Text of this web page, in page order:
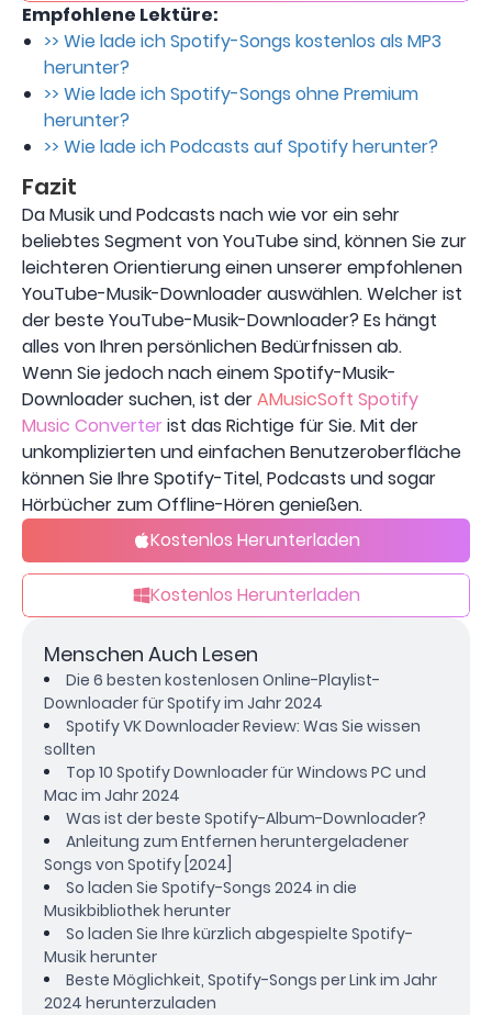
Empfohlene Lektüre:
>> Wie lade ich Spotify-Songs kostenlos als MP3
herunter?
>> Wie lade ich Spotify-Songs ohne Premium
herunter?
>> Wie lade ich Podcasts auf Spotify herunter?
Fazit
Da Musik und Podcasts nach wie vor ein sehr
beliebtes Segment von YouTube sind, können Sie zur
leichteren Orientierung einen unserer empfohlenen
YouTube-Musik-Downloader auswählen. Welcher ist
der beste YouTube-Musik-Downloader? Es hängt
alles von Ihren persönlichen Bedürfnissen ab.
Wenn Sie jedoch nach einem Spotify-Musik-
Downloader suchen, ist derAMusicSoft Spotify
Music Converter ist das Richtige für Sie. Mit der
unkomplizierten und einfachen Benutzeroberfläche
können Sie Ihre Spotify-Titel, Podcasts und sogar
Hörbücher zum Offline-Hören genießen.
Kostenlos Herunterladen
Kostenlos Herunterladen
Menschen Auch Lesen
Die 6 besten kostenlosen Online-Playlist-
Downloader für Spotify im Jahr 2024
Spotify VK Downloader Review: Was Sie wissen
sollten
Top 10 Spotify Downloader für Windows PC und
Mac im Jahr 2024
Was ist der beste Spotify-Album-Downloader?
Anleitung zum Entfernen heruntergeladener
Songs von Spotify [2024]
So laden Sie Spotify-Songs 2024 in die
Musikbibliothek herunter
So laden Sie Ihre kürzlich abgespielte Spotify-
Musik herunter
Beste Möglichkeit, Spotify-Songs per Link im Jahr
2024 herunterzuladen